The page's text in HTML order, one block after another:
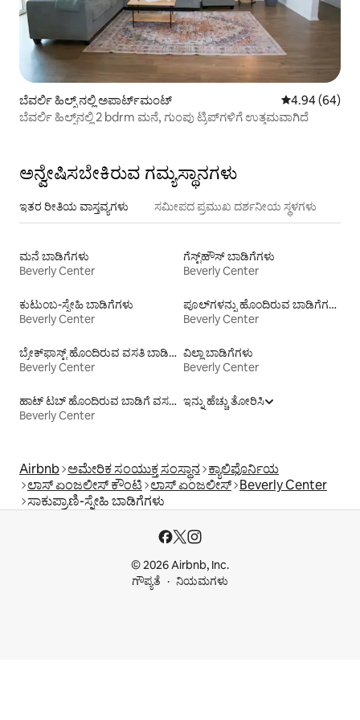
ಬೆವರ್ಲಿ ಹಿಲ್ಸ್ ನಲ್ಲಿ ಅಪಾರ್ಟ್‌ಮಂಟ್ 5 ರಲ್ಲಿ 4.94
4.94 (64)
ಬೆವರ್ಲಿ ಹಿಲ್ಸ್‌ನಲ್ಲಿ 2 bdrm ಮನೆ, ಗುಂಪು ಟ್ರಿಪ್‌ಗಳಿಗೆ ಉತ್ತಮವಾಗಿದೆ
ಅನ್ವೇಷಿಸಬೇಕಿರುವ ಗಮ್ಯಸ್ಥಾನಗಳು
ಇತರ ರೀತಿಯ ವಾಸ್ತವ್ಯಗಳು ಸಮೀಪದ ಪ್ರಮುಖ ದರ್ಶನೀಯ ಸ್ಥಳಗಳು
ಮನೆ ಬಾಡಿಗೆಗಳು
Beverly Center
ಗೆಸ್ಟ್‌ಹೌಸ್‌ ಬಾಡಿಗೆಗಳು
Beverly Center
ಕುಟುಂಬ-ಸ್ನೇಹಿ ಬಾಡಿಗೆಗಳು
Beverly Center
ಪೂಲ್‍ಗಳನ್ನು ಹೊಂದಿರುವ ಬಾಡಿಗೆಗಳು
Beverly Center
ಬ್ರೇಕ್‍‍ಫಾಸ್ಟ್ ಹೊಂದಿರುವ ವಸತಿ ಬಾಡಿಗೆಗಳು
Beverly Center
ವಿಲ್ಲಾ ಬಾಡಿಗೆಗಳು
Beverly Center
ಹಾಟ್ ಟಬ್ ಹೊಂದಿರುವ ಬಾಡಿಗೆ ವಸತಿಗಳು
Beverly Center
ಇನ್ನು ಹೆಚ್ಚು ತೋರಿಸಿ
Airbnb ಅಮೇರಿಕ ಸಂಯುಕ್ತ ಸಂಸ್ಥಾನ ಕ್ಯಾಲಿಫೊರ್ನಿಯ
ಲಾಸ್ ಏಂಜಲೀಸ್ ಕೌಂಟಿ ಲಾಸ್ ಏಂಜಲೀಸ್ Beverly Center
ಸಾಕುಪ್ರಾಣಿ-ಸ್ನೇಹಿ ಬಾಡಿಗೆಗಳು
© 2026 Airbnb, Inc.
ಗೌಪ್ಯತೆ
ನಿಯಮಗಳು